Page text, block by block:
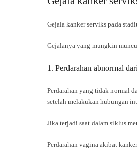
Gejala kanker serviks pada
Gejalanya yang mungkin
1. Perdarahan abnormal
Perdarahan yang tidak normal
setelah melakukan hubungan
Jika terjadi saat dalam siklus
Perdarahan vagina akibat